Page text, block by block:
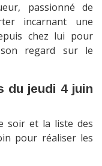
passionné de
incarnant une
chez lui pour
regard sur le
du jeudi 4 juin
soir et la liste des
pour réaliser les